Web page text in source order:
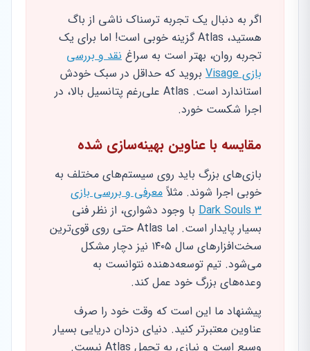
اگر به دنبال یک تجربه ترسناک ناشی از باگ
هستید، Atlas گزینه خوبی است! اما برای یک
تجربه روان، بهتر است به سراغ نقد و بررسی
بازی Visage
بروید که حداقل در سبک خودش
استاندارد است. Atlas علی‌رغم پتانسیل بالا، در
اجرا شکست خورد.
مقایسه با عناوین بهینه‌سازی شده
بازی‌های بزرگ باید روی سیستم‌های مختلف به
خوبی اجرا شوند. مثلاً معرفی و بررسی بازی
Dark Souls 3 با وجود دشواری، از نظر فنی
بسیار پایدار است. اما Atlas حتی روی قوی‌ترین
سخت‌افزارهای سال ۱۴۰۵ نیز دچار مشکل
می‌شود. تیم توسعه‌دهنده نتوانست به
وعده‌های بزرگ خود عمل کند.
پیشنهاد ما این است که وقت خود را صرف
عناوین معتبرتر کنید. دنیای دزدان دریایی بسیار
وسیع است و نیازی به تحمل Atlas نیست.